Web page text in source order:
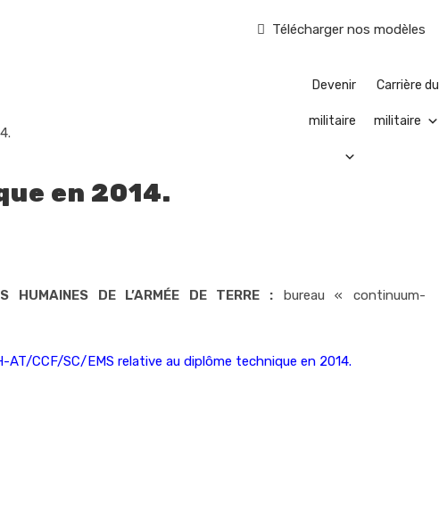
Télécharger nos modèles
Devenir
militaire
Carrière du
militaire
en 2014.
HUMAINES DE L’ARMÉE DE TERRE : bureau « continuum-
AT/CCF/SC/EMS relative au diplôme technique en 2014.